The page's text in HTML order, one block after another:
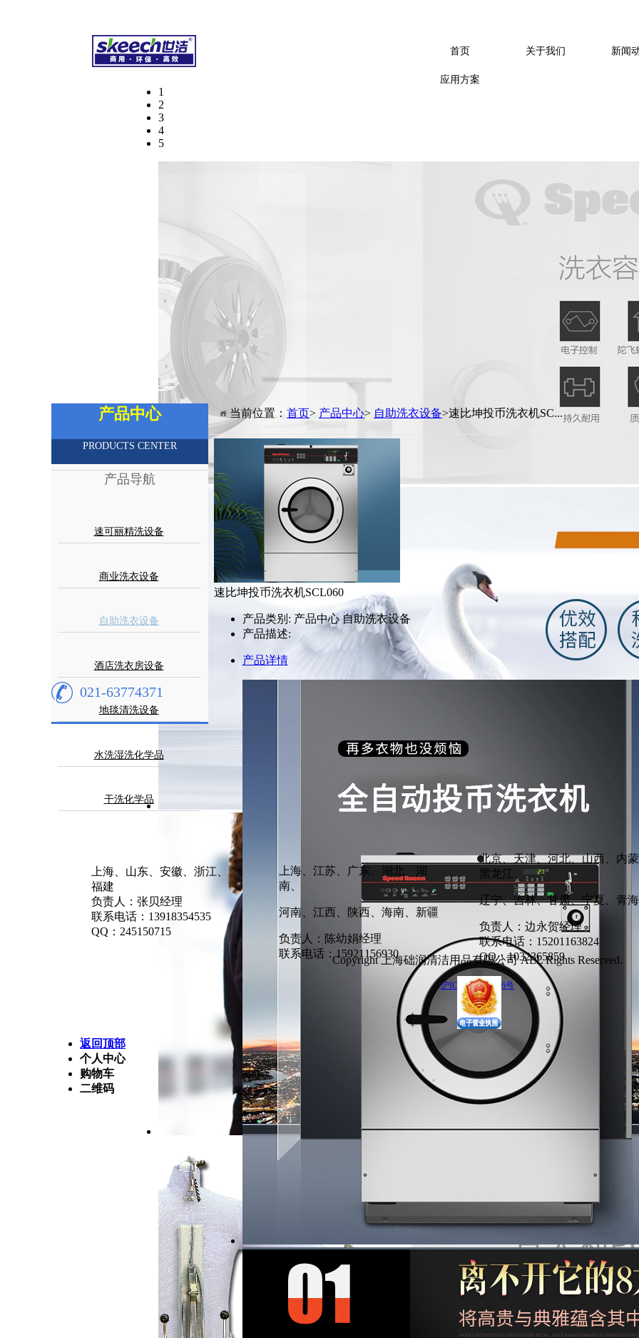
首页 关于我们 新闻
应用方案
1
2
3
4
5
当前位置： 首页> 产品中心> 自助洗衣设备>速比坤投币洗衣机SC...
产品中心
PRODUCTS CENTER
产品导航
速可丽精洗设备
商业洗衣设备
自助洗衣设备
酒店洗衣房设备
地毯清洗设备
水洗湿洗化学品
干洗化学品
021-63774371
速比坤投币洗衣机SCL060
产品类别: 产品中心 自助洗衣设备
产品描述:
产品详情
上海、山东、安徽、浙江、
福建
负责人：张贝经理
联系电话：13918354535
QQ：245150715
上海、江苏、广东、湖北、湖
南、
河南、江西、陕西、海南、新疆
负责人：陈幼娟经理
联系电话：15921156930
北京、天津、河北、山西、内
黑龙江、
辽宁、吉林、甘肃、宁夏、青海
负责人：边永贺经理
联系电话：15201163824
QQ：1032365859
Copyright 上海础润清洁用品有限公司 ALL Rights Reserved.
沪ICP备13002566号
返回顶部
个人中心
购物车
二维码